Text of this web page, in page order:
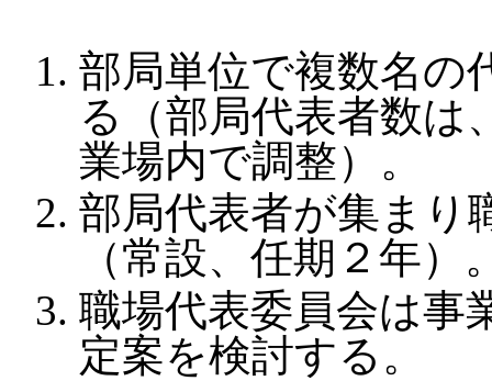
部局単位で複数名の
る（部局代表者数は
業場内で調整）。
部局代表者が集まり
（常設、任期２年）
職場代表委員会は事
定案を検討する。